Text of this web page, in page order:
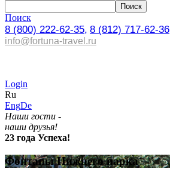
Поиск
8 (800) 222-62-35, 8 (812) 717-62-36
info@fortuna-travel.ru
Login
Ru
EngDe
Наши гости -
наши друзья!
23 года Успеха!
Фонтаны Нижнего парка